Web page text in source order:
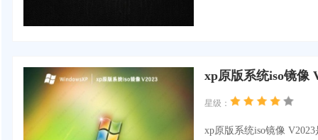
xp原版系统iso镜像
星级：
xp原版系统iso镜像